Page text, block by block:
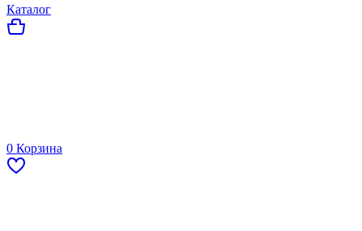
Каталог
0 Корзина